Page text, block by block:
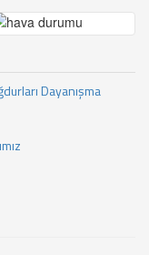
Dayanışma